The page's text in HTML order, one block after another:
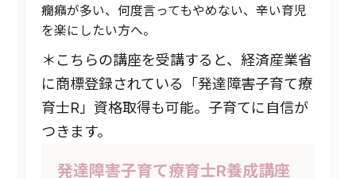
癇癪が多い、何度言ってもやめない、辛い育児
を楽にしたい方へ。
＊こちらの講座を受講すると、経済産業省
に商標登録されている「発達障害子育て療
育士R」資格取得も可能。子育てに自信が
つきます。
発達障害子育て療育士R養成講座